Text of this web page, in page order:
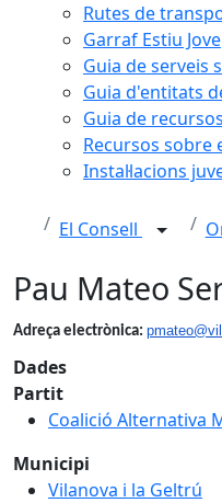
Rutes de
Garraf Estiu Jove
Guia de serveis
Guia d'entitats
Guia de
Recursos sobre
Instal·lacions
El Consell
Pau Mateo
Adreça electrònica:
Dades
Partit
Coalició Alternativa
Municipi
Vilanova i la Geltrú